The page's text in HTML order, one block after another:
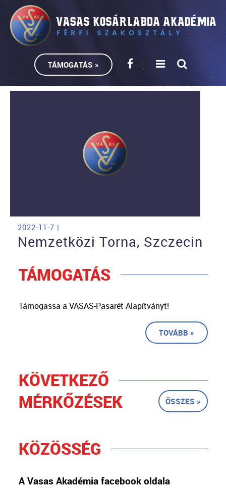
TÁMOGATÁS »
2022-11-7 |
Nemzetközi Torna, Szczecin
TÁMOGATÁS
Támogassa a VASAS-Pasarét Alapítványt!
TOVÁBB »
KÖVETKEZŐ
MÉRKŐZÉSEK
ÖSSZES »
KÖZÖSSÉG
A Vasas Akadémia facebook oldala